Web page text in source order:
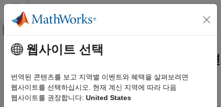
콘텐츠로 바로 가기
오프캔버스 탐색 메뉴 토글
문서 홈
Deep Learning Toolbox
심층 신경망 훈련시키기
주요 콘텐츠
자동 미분을 사용한 사용자 지정 훈련
사용자 지정 훈련 루프를 사용하여 딥러닝 신경망 훈련
trainingOptions함수가 작업에 필요한 훈련 옵션을 제공하지
웹사이트 선택
번역된 콘텐츠를 보고 지역별 이벤트와 혜택을 살펴보려면
웹사이트를 선택하십시오. 현재 계신 지역에 따라 다음
웹사이트를 권장합니다: United States